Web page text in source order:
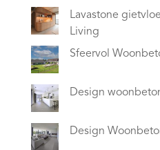
Lavastone
Living
Sfeervol
Design
Design